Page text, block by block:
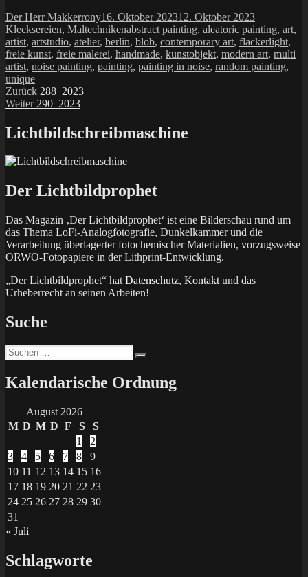
Autor
Der Herr MakkerronyVeröffentlicht
am
16. Oktober 202312. Oktober 2023Kategorien
Klecksereien, MaltechnikenSchlagwörter
abstract painting, aleatoric painting, art,
artist, artstudio, atelier, berlin, blob, contemporary art, flackerlight,
freie kunst, freie malerei, handmade, kunstobjekt, modern art, multi
artist, noise painting, painting, painting in noise, random painting,
unique
Beitragsnavigation
Zurück Vorheriger
Beitrag:
288_2023
Weiter Nächster
290_2023
Lichtbildschreibmaschine
Der Lichtbildprophet
Das Magazin ‚Der Lichtbildprophet‘ ist eine Bilderschau rund um
das Thema LoFi-Analogfotografie, Dunkelkammer und die
Verarbeitung überlagerter fotochemischer Materialien, vorzugsweise
ORWO-Fotopapiere in der Lithprint-Entwicklung.
„Der Lichtbildprophet“ hat Datenschutz, Kontakt und das
Urheberrecht an seinen Arbeiten!
Suche
Suchen
nach:
Kalendarische Ordnung
August 2026
M D M D F S
S
1
2
3
4 5 6 7 8
9
10 11 12 13 14 15 16
17 18 19 20 21 22 23
24 25 26 27 28 29 30
31
« Juli
Schlagworte